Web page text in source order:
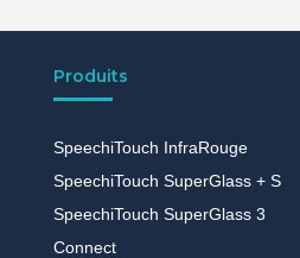
Produits
SpeechiTouch InfraRouge
SpeechiTouch SuperGlass + S
SpeechiTouch SuperGlass 3
Connect